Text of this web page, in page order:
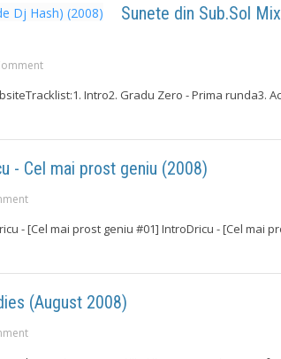
Sunete din Sub.Sol
Intro2. Gradu Zero - Prima runda3.
- Cel mai prost geniu (2008)
- [Cel mai prost geniu #01] IntroDricu - [Cel mai
(August 2008)